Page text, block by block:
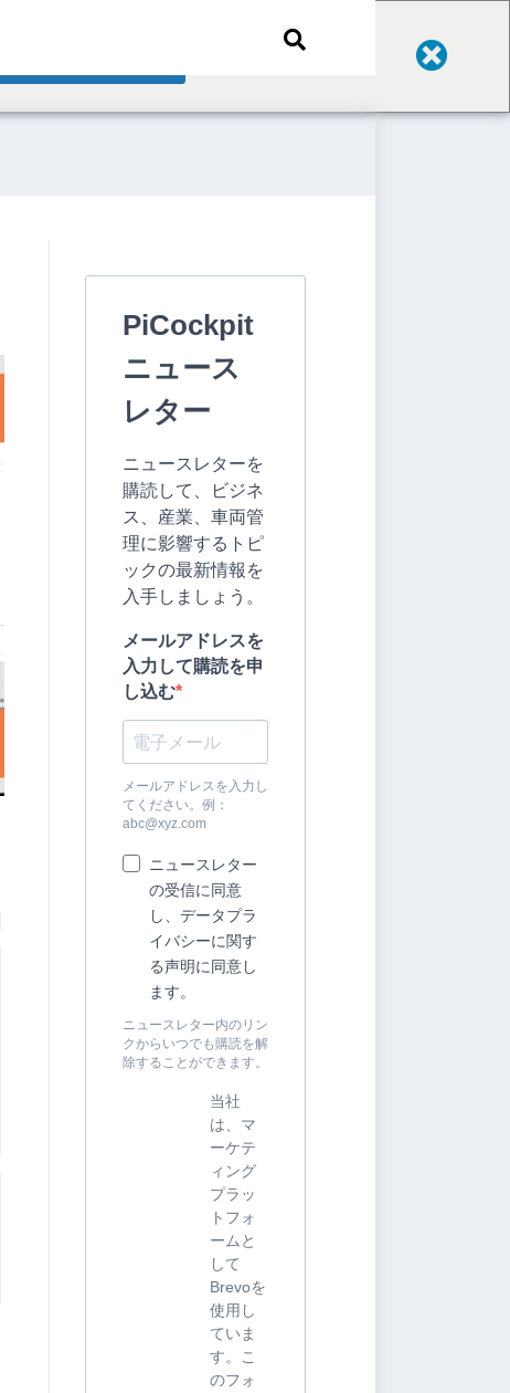
PiCockpit
ニュース
レター
ニュースレターを
購読して、ビジネ
ス、産業、車両管
理に影響するトピ
ックの最新情報を
入手しましょう。
メールアドレスを
入力して購読を申
し込む
メールアドレスを入力し
てください。例：
abc@xyz.com
ニュースレター
の受信に同意
し、データプラ
イバシーに関す
る声明に同意し
ます。
ニュースレター内のリン
クからいつでも購読を解
除することができます。
当社
は、マ
ーケテ
ィング
プラッ
トフォ
ームと
して
Brevoを
使用し
ていま
す。こ
のフォ